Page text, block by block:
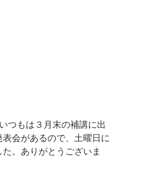
つもは３月末の補講に出
会があるので、土曜日に
。ありがとうございま